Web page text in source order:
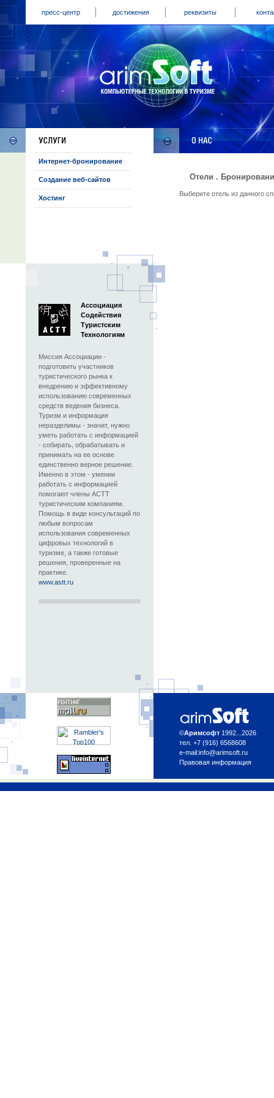
пресс-центр достижения реквизиты
Интернет-бронирование
Создание веб-сайтов
Хостинг
Ассоциация
Содействия
Туристским
Технологиям
Миссия Ассоциации -
подготовить участников
туристического рынка к
внедрению и эффективному
использованию современных
средств ведения бизнеса.
Туризм и информация
неразделимы - значит, нужно
уметь работать с информацией
- собирать, обрабатывать и
принимать на ее основе
единственно верное решение.
Именно в этом - умении
работать с информацией
помогают члены АСТТ
туристическим компаниям.
Помощь в виде консультаций по
любым вопросам
использования современных
цифровых технологий в
туризме, а также готовые
решения, проверенные на
практике.
www.astt.ru
Отели .
Выберите отель из данного
©Аримсофт 1992...2026
тел. +7 (916) 6568608
e-mail:info@arimsoft.ru
Правовая информация